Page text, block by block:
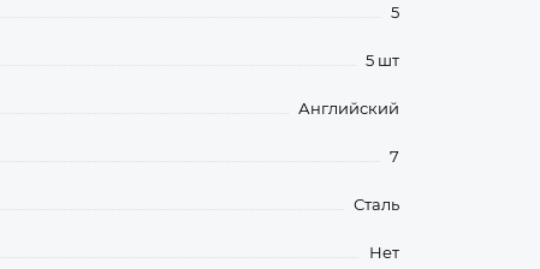
5
5 шт
Английский
7
Сталь
Нет